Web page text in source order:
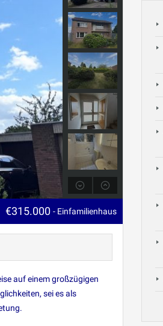
€315.000 - Einfamilienhaus
auf einem großzügigen
sei es als